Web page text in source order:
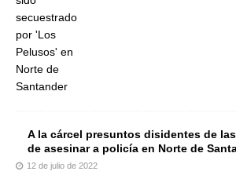
A la cárcel presuntos disidentes de
de asesinar a policía en Norte de
12 de julio de 2022